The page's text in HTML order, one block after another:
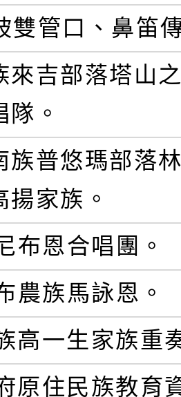
雙管口、鼻笛
來吉部落塔山
隊。
族普悠瑪部落
揚家族。
布恩合唱團。
農族馬詠恩。
高一生家族重
原住民族教育